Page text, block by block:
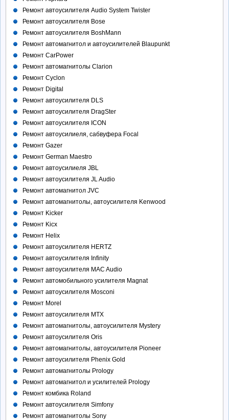
Ремонт автоусилителя Audio System Twister
Ремонт автоусилителя Bose
Ремонт автоусилителя BoshMann
Ремонт автомагнитол и автоусилителей Blaupunkt
Ремонт CarPower
Ремонт автомагнитолы Clarion
Ремонт Cyclon
Ремонт Digital
Ремонт автоусилителя DLS
Ремонт автоусилителя DragSter
Ремонт автоусилителя ICON
Ремонт автоусилиеля, сабвуфера Focal
Ремонт Gazer
Ремонт German Maestro
Ремонт автоусилиеля JBL
Ремонт автоусилителя JL Audio
Ремонт автомагнитол JVC
Ремонт автомагнитолы, автоусилителя Kenwood
Ремонт Kicker
Ремонт Kicx
Ремонт Helix
Ремонт автоусилителя HERTZ
Ремонт автоусилителя Infinity
Ремонт автоусилителя MAC Audio
Ремонт автомобильного усилителя Magnat
Ремонт автоусилителя Mosconi
Ремонт Morel
Ремонт автоусилителя MTX
Ремонт автомагнитолы, автоусилителя Mystery
Ремонт автоусилителя Oris
Ремонт автомагнитолы, автоусилителя Pioneer
Ремонт автоусилителя Phenix Gold
Ремонт автомагнитолы Prology
Ремонт автомагнитол и усилителей Prology
Ремонт комбика Roland
Ремонт автоусилителя Simfony
Ремонт автомагнитолы Sony